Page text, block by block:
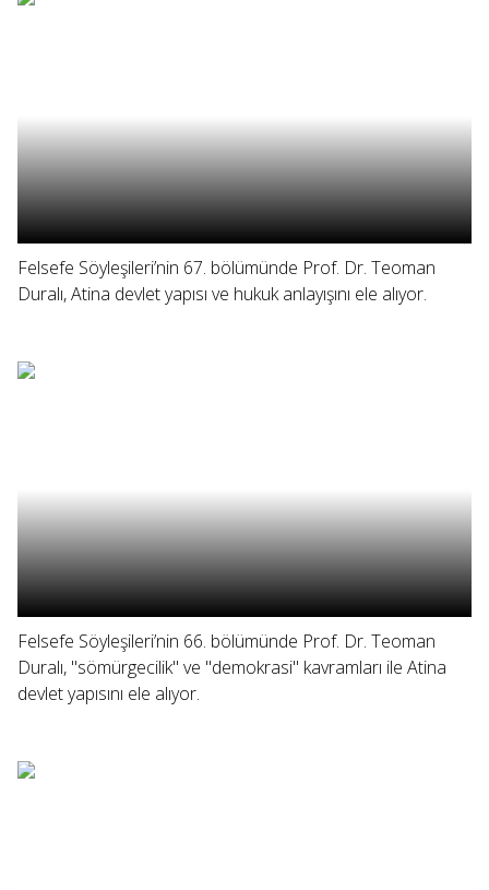
Felsefe Söyleşileri’nin 67. bölümünde Prof. Dr. Teoman
Duralı, Atina devlet yapısı ve hukuk anlayışını ele alıyor.
Felsefe Söyleşileri’nin 66. bölümünde Prof. Dr. Teoman
Duralı, "sömürgecilik" ve "demokrasi" kavramları ile Atina
devlet yapısını ele alıyor.